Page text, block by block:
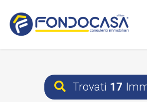
Trovati 17